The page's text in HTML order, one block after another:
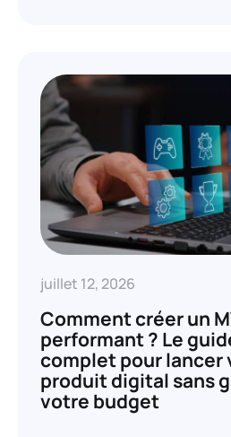
juillet 12, 2026
Comment créer un
performant ? Le
complet pour lancer
produit digital sans
votre budget